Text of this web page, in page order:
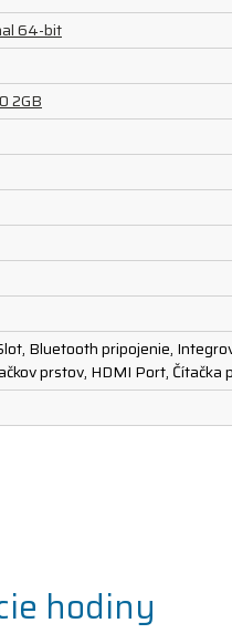
64-bit
2GB
Bluetooth pripojenie,
prstov, HDMI Port,
hodiny